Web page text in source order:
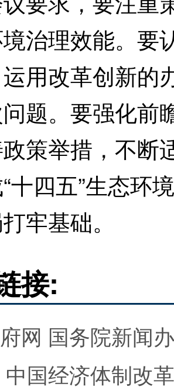
治理效能。要
用改革创新的
题。要强化前
策举措，不断
十四五”生态环
牢基础。
接:
网 国务院新闻
中国经济体制改